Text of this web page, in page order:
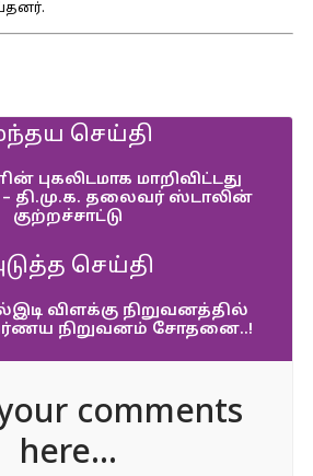
செய்தி
புகலிடமாக மாறிவிட்டது
– தி.மு.க. தலைவர் ஸ்டாலின்
குற்றச்சாட்டு
செய்தி
விளக்கு நிறுவனத்தில்
நிறுவனம் சோதனை..!
comments
here...